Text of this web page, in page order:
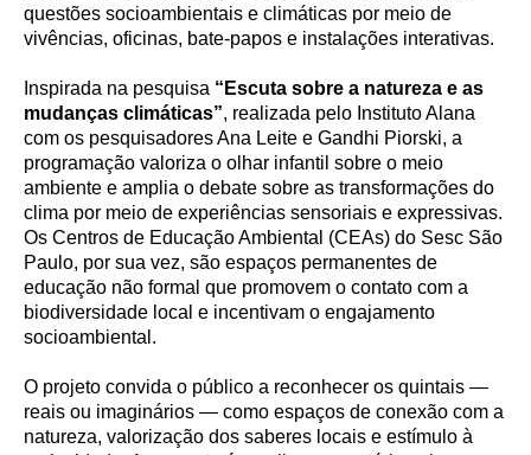
questões socioambientais e climáticas por meio de
vivências, oficinas, bate-papos e instalações interativas.
Inspirada na pesquisa “Escuta sobre a natureza e as
mudanças climáticas”, realizada pelo Instituto Alana
com os pesquisadores Ana Leite e Gandhi Piorski, a
programação valoriza o olhar infantil sobre o meio
ambiente e amplia o debate sobre as transformações do
clima por meio de experiências sensoriais e expressivas.
Os Centros de Educação Ambiental (CEAs) do Sesc São
Paulo, por sua vez, são espaços permanentes de
educação não formal que promovem o contato com a
biodiversidade local e incentivam o engajamento
socioambiental.
O projeto convida o público a reconhecer os quintais —
reais ou imaginários — como espaços de conexão com a
natureza, valorização dos saberes locais e estímulo à